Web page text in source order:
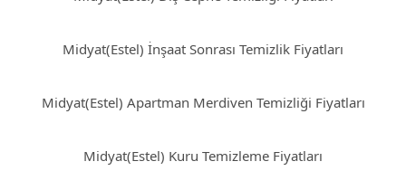
Midyat(Estel) İnşaat Sonrası Temizlik Fiyatları
Midyat(Estel) Apartman Merdiven Temizliği Fiyatları
Midyat(Estel) Kuru Temizleme Fiyatları